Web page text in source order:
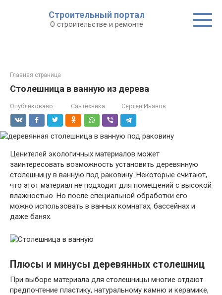
Строительный портал
О строительстве и ремонте
Главная страница
Столешница в ванную из дерева
Опубликовано: Сантехника Сергей Иванов
Ценителей экологичных материалов может
заинтересовать возможность установить деревянную
столешницу в ванную под раковину. Некоторые считают,
что этот материал не подходит для помещений с высокой
влажностью. Но после специальной обработки его
можно использовать в ванных комнатах, бассейнах и
даже банях.
Плюсы и минусы деревянных столешниц
При выборе материала для столешницы многие отдают
предпочтение пластику, натуральному камню и керамике,